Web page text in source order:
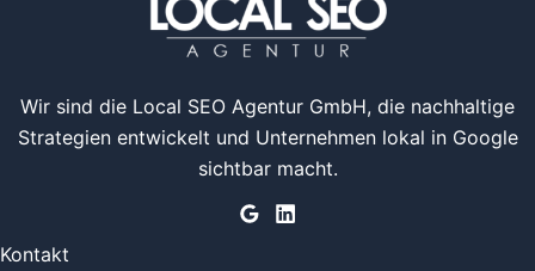
Wir sind die Local SEO Agentur GmbH, die nachhaltige
Strategien entwickelt und Unternehmen lokal in Google
sichtbar macht.
Kontakt